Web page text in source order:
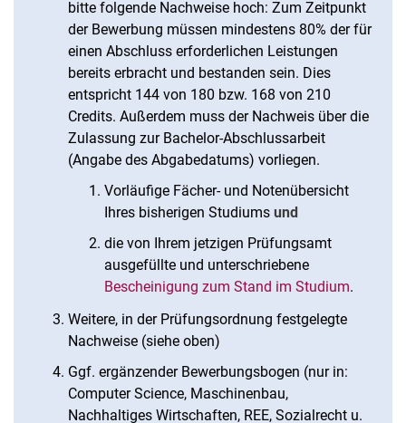
bitte folgende Nachweise hoch: Zum Zeitpunkt
der Bewerbung müssen mindestens 80% der für
einen Abschluss erforderlichen Leistungen
bereits erbracht und bestanden sein. Dies
entspricht 144 von 180 bzw. 168 von 210
Credits. Außerdem muss der Nachweis über die
Zulassung zur Bachelor-Abschlussarbeit
(Angabe des Abgabedatums) vorliegen.
Vorläufige Fächer- und Notenübersicht
Ihres bisherigen Studiums und
die von Ihrem jetzigen Prüfungsamt
ausgefüllte und unterschriebene
Bescheinigung zum Stand im Studium.
Weitere, in der Prüfungsordnung festgelegte
Nachweise (siehe oben)
Ggf. ergänzender Bewerbungsbogen (nur in:
Computer Science, Maschinenbau,
Nachhaltiges Wirtschaften, REE, Sozialrecht u.